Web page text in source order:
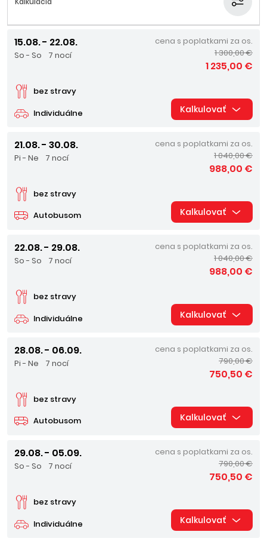
15.08. - 22.08.
So - So 7 nocí
Individuálne
bez stravy
cena s poplatkami za os.
1 300,00 €
1 235,00 €
Kalkulovať
21.08. - 30.08.
Pi - Ne 7 nocí
Autobusom
bez stravy
cena s poplatkami za os.
1 040,00 €
988,00 €
Kalkulovať
22.08. - 29.08.
So - So 7 nocí
Individuálne
bez stravy
cena s poplatkami za os.
1 040,00 €
988,00 €
Kalkulovať
28.08. - 06.09.
Pi - Ne 7 nocí
Autobusom
bez stravy
cena s poplatkami za os.
790,00 €
750,50 €
Kalkulovať
29.08. - 05.09.
So - So 7 nocí
Individuálne
bez stravy
cena s poplatkami za os.
790,00 €
750,50 €
Kalkulovať